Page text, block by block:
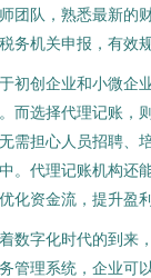
团队，熟悉最新的
务机关申报，有效
初创企业和小微企
而选择代理记账，
需担心人员招聘、
。代理记账机构还
化资金流，提升盈利
数字化时代的到来
管理系统，企业可